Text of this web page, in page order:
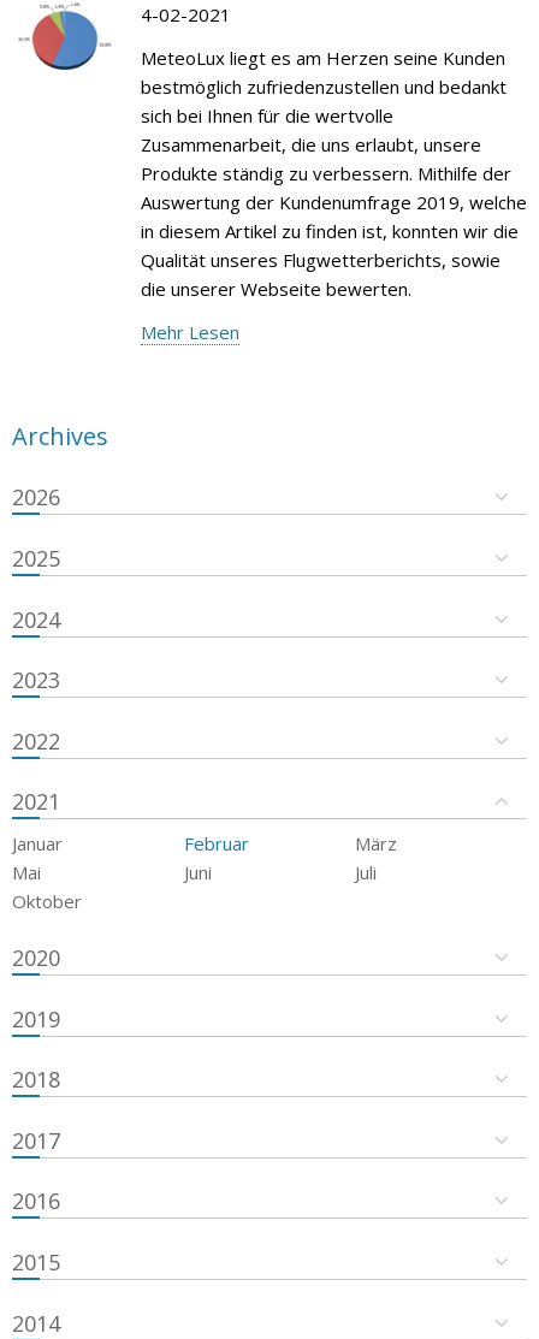
4-02-2021
MeteoLux liegt es am Herzen seine Kunden
bestmöglich zufriedenzustellen und bedankt
sich bei Ihnen für die wertvolle
Zusammenarbeit, die uns erlaubt, unsere
Produkte ständig zu verbessern. Mithilfe der
Auswertung der Kundenumfrage 2019, welche
in diesem Artikel zu finden ist, konnten wir die
Qualität unseres Flugwetterberichts, sowie
die unserer Webseite bewerten.
Mehr Lesen
Archives
2026
2025
2024
2023
2022
2021
Januar Februar
März
Mai
Juni
Juli
Oktober
2020
2019
2018
2017
2016
2015
2014